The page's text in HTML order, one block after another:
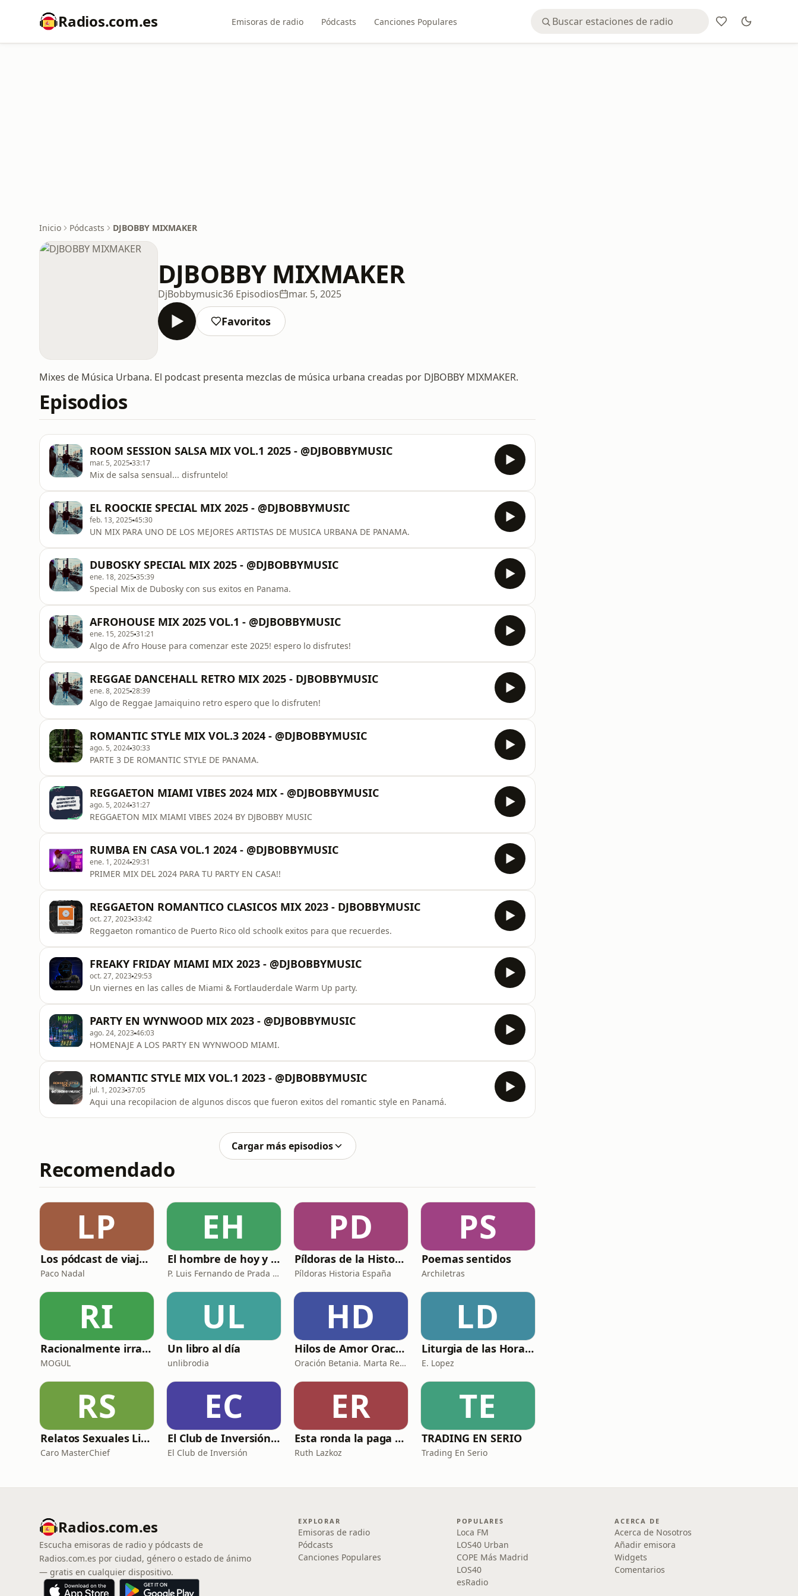
Radios.com.es Emisoras de radio Pódcasts Canciones Populares
Inicio Pódcasts DJBOBBY MIXMAKER
DJBOBBY MIXMAKER
DjBobbymusic36 Episodios mar. 5, 2025
Favoritos
Mixes de Música Urbana. El podcast presenta mezclas de música urbana creadas por DJBOBBY MIXMAKER.
Episodios
ROOM SESSION SALSA MIX VOL.1 2025 - @DJBOBBYMUSIC
mar. 5, 2025 33:17
Mix de salsa sensual... disfruntelo!
EL ROOCKIE SPECIAL MIX 2025 - @DJBOBBYMUSIC
feb. 13, 2025 45:30
UN MIX PARA UNO DE LOS MEJORES ARTISTAS DE MUSICA URBANA DE PANAMA.
DUBOSKY SPECIAL MIX 2025 - @DJBOBBYMUSIC
ene. 18, 2025 35:39
Special Mix de Dubosky con sus exitos en Panama.
AFROHOUSE MIX 2025 VOL.1 - @DJBOBBYMUSIC
ene. 15, 2025 31:21
Algo de Afro House para comenzar este 2025! espero lo disfrutes!
REGGAE DANCEHALL RETRO MIX 2025 - DJBOBBYMUSIC
ene. 8, 2025 28:39
Algo de Reggae Jamaiquino retro espero que lo disfruten!
ROMANTIC STYLE MIX VOL.3 2024 - @DJBOBBYMUSIC
ago. 5, 202430:33
PARTE 3 DE ROMANTIC STYLE DE PANAMA.
REGGAETON MIAMI VIBES 2024 MIX - @DJBOBBYMUSIC
ago. 5, 202431:27
REGGAETON MIX MIAMI VIBES 2024 BY DJBOBBY MUSIC
RUMBA EN CASA VOL.1 2024 - @DJBOBBYMUSIC
ene. 1, 202429:31
PRIMER MIX DEL 2024 PARA TU PARTY EN CASA!!
REGGAETON ROMANTICO CLASICOS MIX 2023 - DJBOBBYMUSIC
oct. 27, 202333:42
Reggaeton romantico de Puerto Rico old schoolk exitos para que recuerdes.
FREAKY FRIDAY MIAMI MIX 2023 - @DJBOBBYMUSIC
oct. 27, 202329:53
Un viernes en las calles de Miami & Fortlauderdale Warm Up party.
PARTY EN WYNWOOD MIX 2023 - @DJBOBBYMUSIC
ago. 24, 202346:03
HOMENAJE A LOS PARTY EN WYNWOOD MIAMI.
ROMANTIC STYLE MIX VOL.1 2023 - @DJBOBBYMUSIC
jul. 1, 202337:05
Aqui una recopilacion de algunos discos que fueron exitos del romantic style en Panamá.
Cargar más episodios
Recomendado
LP
Los pódcast de viajes de Paco Nadal
Paco Nadal
EH
El hombre de hoy y Dios
P. Luis Fernando de Prada - Radio María ESP
PD
Píldoras de la Historia de España
Píldoras Historia España
PS
Poemas sentidos
Archiletras
RI
Racionalmente irracional
MOGUL
UL
Un libro al día
unlibrodia
HD
Hilos de Amor Oraciones que sanan el alma. Encuentros íntimos con Dios.
Oración Betania. Marta Reyes y Cristina Martínez
LD
Liturgia de las Horas (España)
E. Lopez
RS
Relatos Sexuales Liberales
Caro MasterChief
EC
El Club de Inversión podcast
El Club de Inversión
ER
Esta ronda la paga Newton
Ruth Lazkoz
TE
TRADING EN SERIO
Trading En Serio
Radios.com.es
Escucha emisoras de radio y pódcasts de
Radios.com.es por ciudad, género o estado de ánimo
— gratis en cualquier dispositivo.
EXPLORAR
Emisoras de radio
Pódcasts
Canciones Populares
POPULARES
Loca FM
LOS40 Urban
COPE Más Madrid
LOS40
esRadio
ACERCA DE
Acerca de Nosotros
Añadir emisora
Widgets
Comentarios